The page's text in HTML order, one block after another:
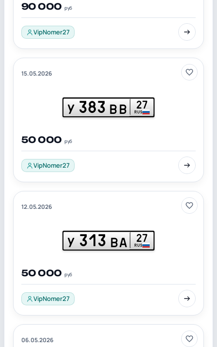
90 000 руб
VipNomer27
15.05.2026
У 383 ВВ 27
RUS
50 000 руб
VipNomer27
12.05.2026
У 313 ВА 27
RUS
50 000 руб
VipNomer27
06.05.2026